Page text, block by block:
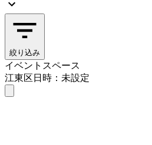
絞り込み
イベントスペース
江東区日時：未設定